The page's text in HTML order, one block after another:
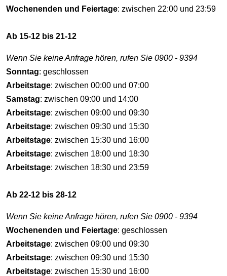
Wochenenden und Feiertage: zwischen 22:00 und 23:59
Ab 15-12 bis 21-12
Wenn Sie keine Anfrage hören, rufen Sie 0900 - 9394
Sonntag: geschlossen
Arbeitstage: zwischen 00:00 und 07:00
Samstag: zwischen 09:00 und 14:00
Arbeitstage: zwischen 09:00 und 09:30
Arbeitstage: zwischen 09:30 und 15:30
Arbeitstage: zwischen 15:30 und 16:00
Arbeitstage: zwischen 18:00 und 18:30
Arbeitstage: zwischen 18:30 und 23:59
Ab 22-12 bis 28-12
Wenn Sie keine Anfrage hören, rufen Sie 0900 - 9394
Wochenenden und Feiertage: geschlossen
Arbeitstage: zwischen 09:00 und 09:30
Arbeitstage: zwischen 09:30 und 15:30
Arbeitstage: zwischen 15:30 und 16:00